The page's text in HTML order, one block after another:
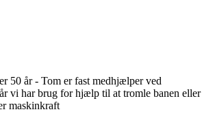
50 år - Tom er fast medhjælper ved
vi har brug for hjælp til at tromle banen eller
maskinkraft